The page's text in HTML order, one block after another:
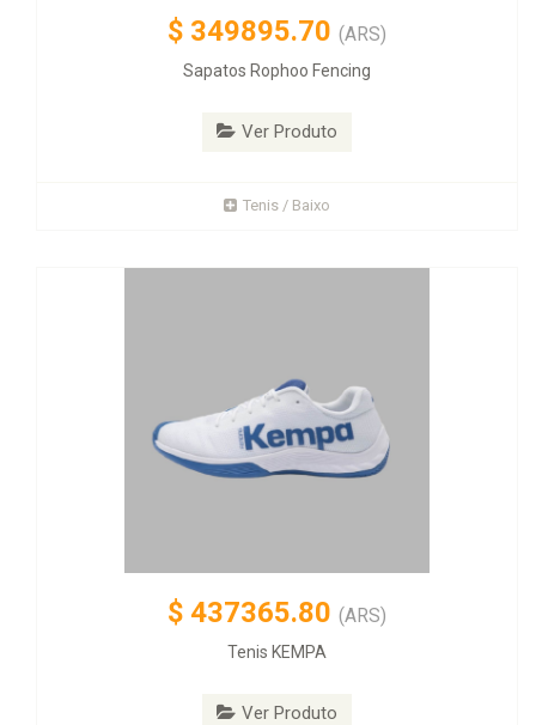
$ 349895.70 (ARS)
Sapatos Rophoo Fencing
Ver Produto
Tenis / Baixo
$ 437365.80 (ARS)
Tenis KEMPA
Ver Produto